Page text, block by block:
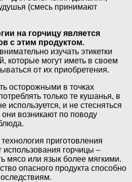
(смесь принимают
на горчицу является
с этим продуктом.
изучать этикетки
которые могут иметь в своем
от их приобретения.
осторожными в точках
только те кушанья, в
используется, и не стесняться
возникают по поводу
приготовления
использования горчицы –
мясо или язык более мягкими.
опасного продукта способно